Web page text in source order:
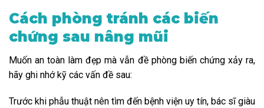
Cách phòng tránh các biến
chứng sau nâng mũi
Muốn an toàn làm đẹp mà vẫn đề phòng biến chứng xảy ra,
hãy ghi nhớ kỹ các vấn đề sau:
Trước khi phẫu thuật nên tìm đến bệnh viện uy tín, bác sĩ giàu